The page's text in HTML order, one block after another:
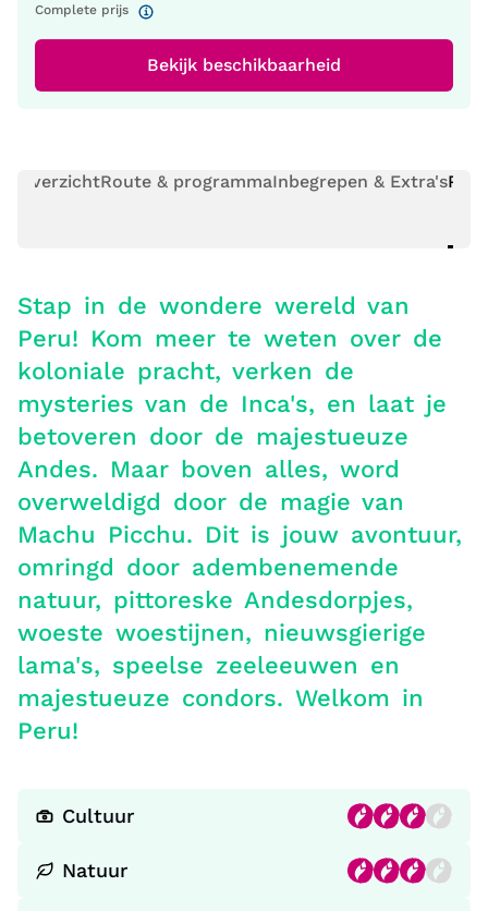
Complete prijs
Bekijk beschikbaarheid
OverzichtRoute & programmaInbegrepen & Extra's
Stap in de wondere wereld van
Peru! Kom meer te weten over de
koloniale pracht, verken de
mysteries van de Inca's, en laat je
betoveren door de majestueuze
Andes. Maar boven alles, word
overweldigd door de magie van
Machu Picchu. Dit is jouw avontuur,
omringd door adembenemende
natuur, pittoreske Andesdorpjes,
woeste woestijnen, nieuwsgierige
lama's, speelse zeeleeuwen en
majestueuze condors. Welkom in
Peru!
Cultuur
Natuur